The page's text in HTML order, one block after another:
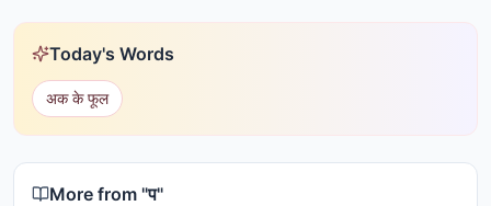
Today's Words
अक के फूल
More from "प"